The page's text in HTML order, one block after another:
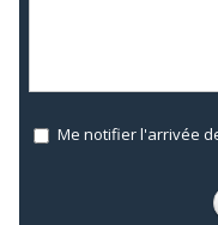
Me notifier l'arrivée